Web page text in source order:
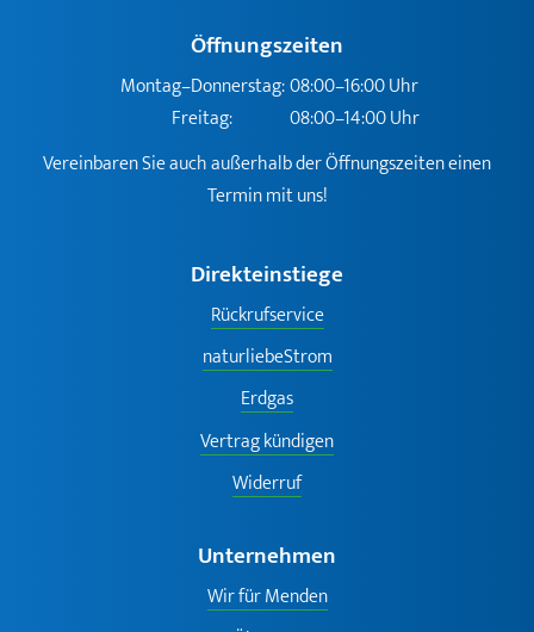
Öffnungszeiten
Montag–Donnerstag:08:00–16:00 Uhr
Freitag:
08:00–14:00 Uhr
Vereinbaren Sie auch außerhalb der Öffnungszeiten einen
Termin mit uns!
Direkteinstiege
Rückrufservice
naturliebeStrom
Erdgas
Vertrag kündigen
Widerruf
Unternehmen
Wir für Menden